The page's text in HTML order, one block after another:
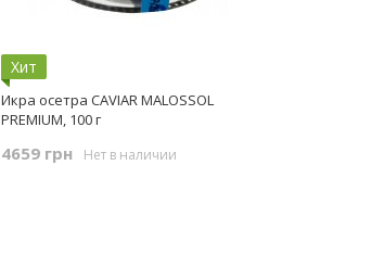
Хит
Икра осетра CAVIAR MALOSSOL
PREMIUM, 100 г
4659 грн Нет в наличии